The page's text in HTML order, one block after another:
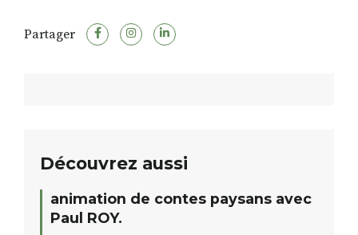
Partager
Découvrez aussi
animation de contes paysans avec
Paul ROY.